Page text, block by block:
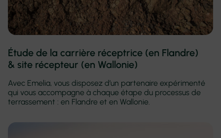
Étude de la carrière réceptrice (en Flandre)
& site récepteur (en Wallonie)
Avec Emelia, vous disposez d’un partenaire expérimenté
qui vous accompagne à chaque étape du processus de
terrassement : en Flandre et en Wallonie.